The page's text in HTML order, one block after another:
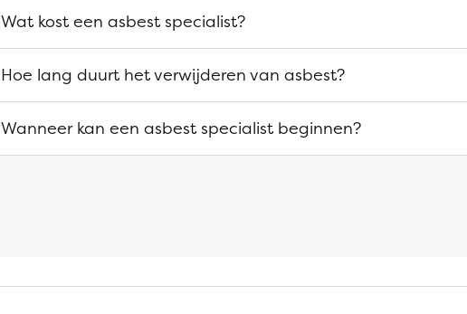
Wat kost een asbest specialist?
Hoe lang duurt het verwijderen van asbest?
Wanneer kan een asbest specialist beginnen?